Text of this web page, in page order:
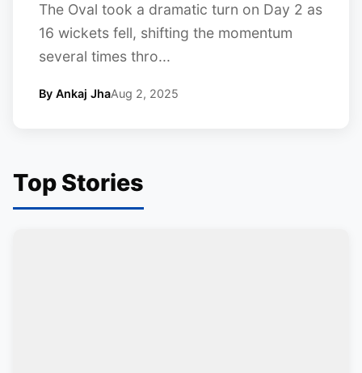
The Oval took a dramatic turn on Day 2 as
16 wickets fell, shifting the momentum
several times thro...
By Ankaj JhaAug 2, 2025
Top Stories